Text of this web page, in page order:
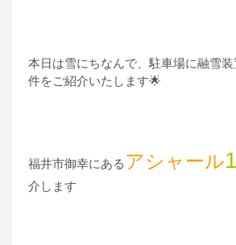
本日は雪にちなんで、駐車場に融雪
件をご紹介いたします🌟
福井市御幸にある アシャール
介します